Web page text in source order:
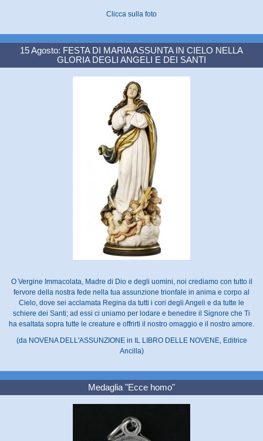
Clicca sulla foto
15 Agosto: FESTA DI MARIA ASSUNTA IN CIELO NELLA
GLORIA DEGLI ANGELI E DEI SANTI
O Vergine Immacolata, Madre di Dio e degli uomini, noi crediamo con tutto il
fervore della nostra fede nella tua assunzione trionfale in anima e corpo al
Cielo, dove sei acclamata Regina da tutti i cori degli Angeli e da tutte le
schiere dei Santi; ad essi ci uniamo per lodare e benedire il Signore che Ti
ha esaltata sopra tutte le creature e offrirti il nostro omaggio e il nostro amore.
(da NOVENA DELL'ASSUNZIONE in IL LIBRO DELLE NOVENE, Editrice
Ancilla)
Medaglia "Ecce homo"